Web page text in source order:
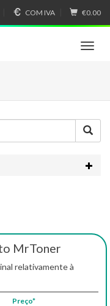
COM IVA €0.00
T
n
a
v
g
MrToner
relativamente à
Preço*